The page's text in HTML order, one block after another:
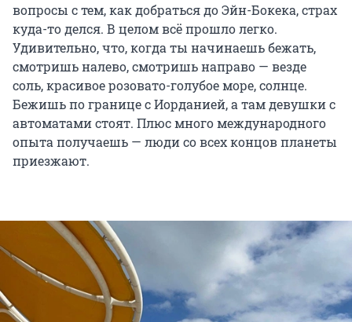
вопросы с тем, как добраться до Эйн-Бокека, страх
куда-то делся. В целом всё прошло легко.
Удивительно, что, когда ты начинаешь бежать,
смотришь налево, смотришь направо — везде
соль, красивое розовато-голубое море, солнце.
Бежишь по границе с Иорданией, а там девушки с
автоматами стоят. Плюс много международного
опыта получаешь — люди со всех концов планеты
приезжают.